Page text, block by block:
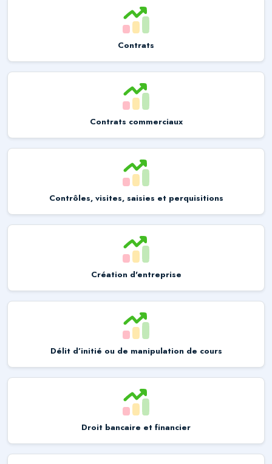
Contrats
Contrats commerciaux
Contrôles, visites, saisies et perquisitions
Création d'entreprise
Délit d’initié ou de manipulation de cours
Droit bancaire et financier